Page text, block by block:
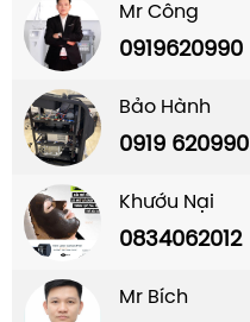
Mr Công
0919620990
Bảo Hành
0919 620990
Khướu Nại
0834062012
Mr Bích